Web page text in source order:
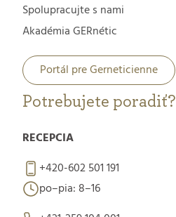
Spolupracujte s nami
Akadémia GERnétic
Portál pre Gerneticienne
Potrebujete poradiť?
RECEPCIA
+420-602 501 191
po–pia: 8–16